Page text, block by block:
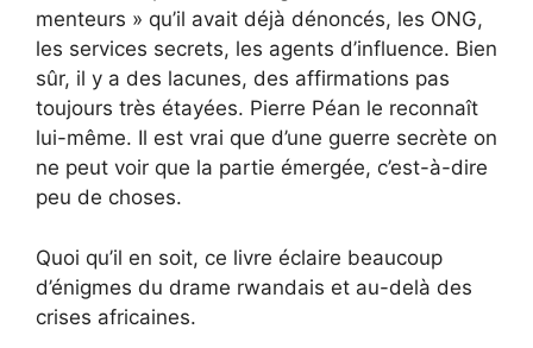
menteurs » qu’il avait déjà dénoncés, les ONG,
les services secrets, les agents d’influence. Bien
sûr, il y a des lacunes, des affirmations pas
toujours très étayées. Pierre Péan le reconnaît
lui-même. Il est vrai que d’une guerre secrète on
ne peut voir que la partie émergée, c’est-à-dire
peu de choses.
Quoi qu’il en soit, ce livre éclaire beaucoup
d’énigmes du drame rwandais et au-delà des
crises africaines.